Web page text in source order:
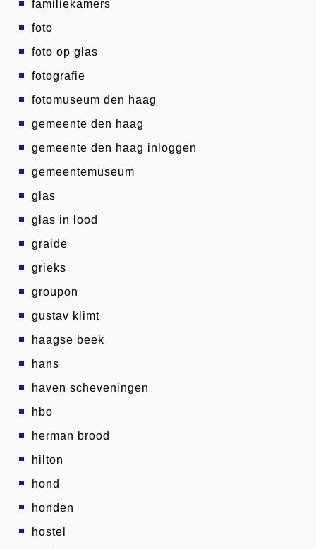
familiekamers
foto
foto op glas
fotografie
fotomuseum den haag
gemeente den haag
gemeente den haag inloggen
gemeentemuseum
glas
glas in lood
graide
grieks
groupon
gustav klimt
haagse beek
hans
haven scheveningen
hbo
herman brood
hilton
hond
honden
hostel